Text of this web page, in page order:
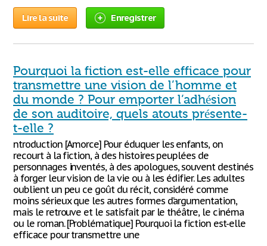
Lire la suite Enregistrer
Pourquoi la fiction est-elle efficace pour
transmettre une vision de l’homme et
du monde ? Pour emporter l’adhésion
de son auditoire, quels atouts présente-
t-elle ?
ntroduction [Amorce] Pour éduquer les enfants, on
recourt à la fiction, à des histoires peuplées de
personnages inventés, à des apologues, souvent destinés
à forger leur vision de la vie ou à les édifier. Les adultes
oublient un peu ce goût du récit, considéré comme
moins sérieux que les autres formes d’argumentation,
mais le retrouve et le satisfait par le théâtre, le cinéma
ou le roman. [Problématique] Pourquoi la fiction est-elle
efficace pour transmettre une